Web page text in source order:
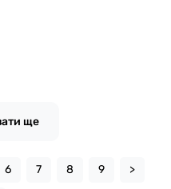
ще
6 7 8 9 >